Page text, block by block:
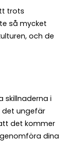
trots
så mycket
och de
i
det ungefär
det kommer
dina